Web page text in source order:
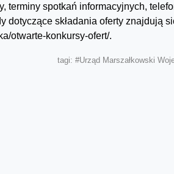
terminy spotkań informacyjnych,
dotyczące składania oferty znajdują
otwarte-konkursy-ofert/.
tagi: #Urząd Marszałkowski